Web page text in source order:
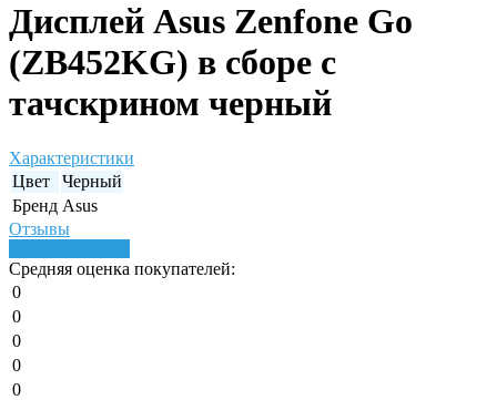
Дисплей Asus Zenfone Go
(ZB452KG) в сборе с
тачскрином черный
Характеристики
Цвет
Черный
Бренд Asus
Отзывы
Средняя оценка покупателей:
0
0
0
0
0